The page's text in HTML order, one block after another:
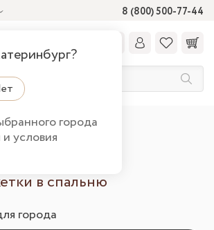
8 (800) 500-77-44
города
условия
Спальня
в спальню
города